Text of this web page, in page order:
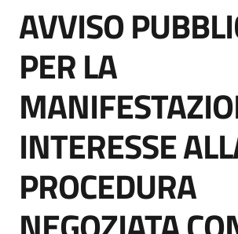
strumenti
di
Supporto
Piattaforme
telematiche
Salta al contenuto
AVVISO
PER LA
INTERESSE
PROCEDURA